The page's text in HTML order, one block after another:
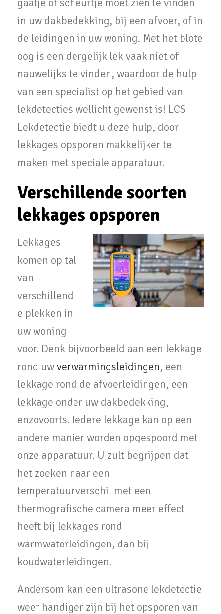
gaatje of scheurtje moet zien te vinden
in uw dakbedekking, bij een afvoer, of in
de leidingen in uw woning. Met het blote
oog is een dergelijk lek vaak niet of
nauwelijks te vinden, waardoor de hulp
van een specialist op het gebied van
lekdetecties wellicht gewenst is! LCS
Lekdetectie biedt u deze hulp, door
lekkages opsporen makkelijker te
maken met speciale apparatuur.
Verschillende soorten
lekkages opsporen
Lekkages
komen op tal
van
verschillend
e plekken in
uw woning
voor. Denk bijvoorbeeld aan een lekkage
rond uwverwarmingsleidingen, een
lekkage rond de afvoerleidingen, een
lekkage onder uw dakbedekking,
enzovoorts. Iedere lekkage kan op een
andere manier worden opgespoord met
onze apparatuur. U zult begrijpen dat
het zoeken naar een
temperatuurverschil met een
thermografische camera meer effect
heeft bij lekkages rond
warmwaterleidingen, dan bij
koudwaterleidingen.
Andersom kan een ultrasone lekdetectie
weer handiger zijn bij het opsporen van